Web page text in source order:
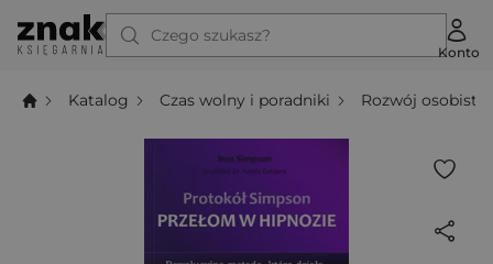
Czego szukasz?
Konto
Katalog Czas wolny i poradniki Rozwój osobisty